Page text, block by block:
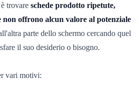
trovare schede prodotto ripetute,
non offrono alcun valore al potenziale
parte dello schermo cercando quel
il suo desiderio o bisogno.
vari motivi: